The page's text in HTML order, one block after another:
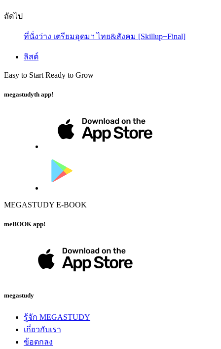
ถัดไป
ที่นั่งว่าง เตรียมอุดมฯ ไทย&สังคม [Skillup+Final]
ลิสต์
Easy to Start Ready to Grow
megastudyth app!
MEGASTUDY E-BOOK
meBOOK app!
megastudy
รู้จัก MEGASTUDY
เกี่ยวกับเรา
ข้อตกลง